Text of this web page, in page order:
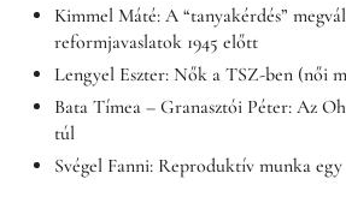
Kimmel Máté: A “tanyakérdés”
reformjavaslatok 1945 előtt
Lengyel Eszter: Nők a TSZ-ben (női
Bata Tímea – Granasztói Péter: Az
túl
Svégel Fanni: Reproduktív munka egy